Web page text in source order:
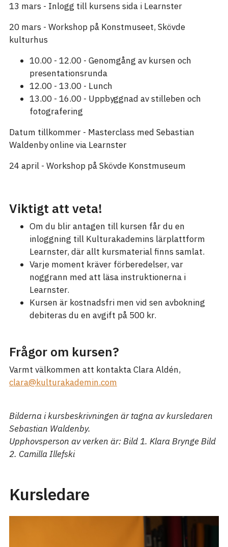
13 mars - Inlogg till kursens sida i Learnster
20 mars - Workshop på Konstmuseet, Skövde
kulturhus
10.00 - 12.00 - Genomgång av kursen och
presentationsrunda
12.00 - 13.00 - Lunch
13.00 - 16.00 - Uppbyggnad av stilleben och
fotografering
Datum tillkommer - Masterclass med Sebastian
Waldenby online via Learnster
24 april - Workshop på Skövde Konstmuseum
Viktigt att veta!
Om du blir antagen till kursen får du en
inloggning till Kulturakademins lärplattform
Learnster, där allt kursmaterial finns samlat.
Varje moment kräver förberedelser, var
noggrann med att läsa instruktionerna i
Learnster.
Kursen är kostnadsfri men vid sen avbokning
debiteras du en avgift på 500 kr.
Frågor om kursen?
Varmt välkommen att kontakta Clara Aldén,
clara@kulturakademin.com
Bilderna i kursbeskrivningen är tagna av kursledaren
Sebastian Waldenby.
Upphovsperson av verken är: Bild 1. Klara Brynge Bild
2. Camilla Illefski
Kursledare